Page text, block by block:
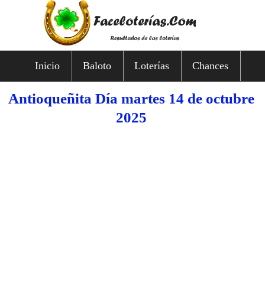
Inicio Baloto Loterías Chances
Antioqueñita Día martes 14 de octubre
2025